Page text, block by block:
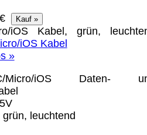
iOS Kabel, grün,
»
C/Micro/iOS Daten-
grün, leuchtend